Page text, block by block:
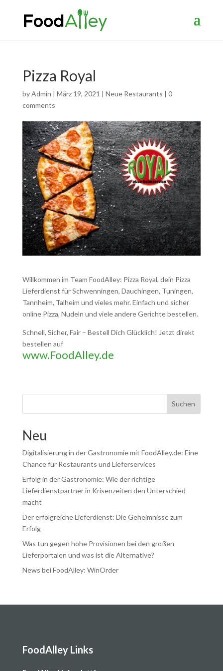
Pizza Royal
byAdmin | März 19, 2021 | Neue Restaurants | 0
comments
Willkommen im Team FoodAlley: Pizza Royal, dein Pizza
Lieferdienst für Schwenningen, Dauchingen, Tuningen,
Tannheim, Talheim und vieles mehr. Einfach und sicher
online Pizza, Nudeln und viele andere Gerichte bestellen.
Schnell, Sicher, Fair – Bestell Dich Glücklich! Jetzt direkt
bestellen auf
www.FoodAlley.de
Suchen
Neu
Digitalisierung in der Gastronomie mit FoodAlley.de: Eine
Chance für Restaurants und Lieferservices
Erfolg in der Gastronomie: Wie der richtige
Lieferdienstpartner in Krisenzeiten den Unterschied
macht
Der erfolgreiche Lieferdienst: Die Geheimnisse zum
Erfolg
Was tun gegen hohe Provisionen bei den großen
Lieferportalen und was ist die Alternative?
News bei FoodAlley: WinOrder
FoodAlley Links